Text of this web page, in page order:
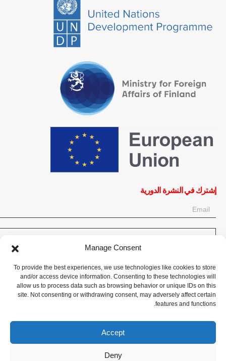
Manage Consent
To provide the best experiences, we use technologies like cookies to store
and/or access device information. Consenting to these technologies will
allow us to process data such as browsing behavior or unique IDs on this
site. Not consenting or withdrawing consent, may adversely affect certain
features and functions.
Accept
Deny
إشترك في النشرة الدورية
على النشرة الإخبارية:
تبرع الآن